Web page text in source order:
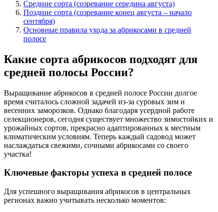
Средние сорта (созревание середина августа)
Поздние сорта (созревание конец августа – начало
сентября)
Основные правила ухода за абрикосами в средней
полосе
Какие сорта абрикосов подходят для
средней полосы России?
Выращивание абрикосов в средней полосе России долгое
время считалось сложной задачей из-за суровых зим и
весенних заморозков. Однако благодаря усердной работе
селекционеров, сегодня существует множество зимостойких и
урожайных сортов, прекрасно адаптированных к местным
климатическим условиям. Теперь каждый садовод может
наслаждаться свежими, сочными абрикосами со своего
участка!
Ключевые факторы успеха в средней полосе
Для успешного выращивания абрикосов в центральных
регионах важно учитывать несколько моментов: